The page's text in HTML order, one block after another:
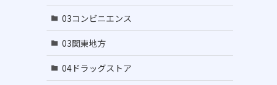
03コンビニエンス
03関東地方
04ドラッグストア